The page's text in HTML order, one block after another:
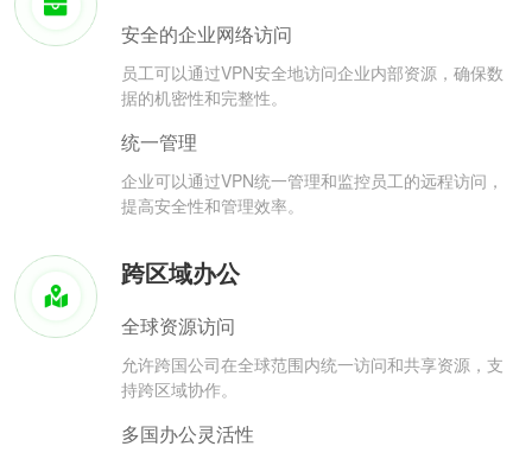
安全的企业网络访问
员工可以通过VPN安全地访问企业内部资源，确保数
据的机密性和完整性。
统一管理
企业可以通过VPN统一管理和监控员工的远程访问，
提高安全性和管理效率。
跨区域办公
全球资源访问
允许跨国公司在全球范围内统一访问和共享资源，支
持跨区域协作。
多国办公灵活性